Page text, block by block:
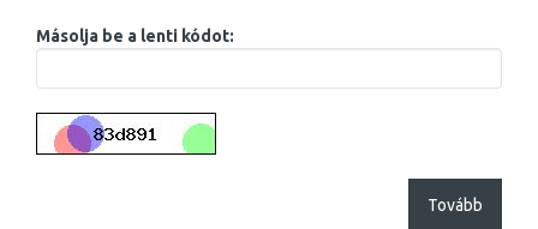
Másolja be a lenti kódot:
Tovább